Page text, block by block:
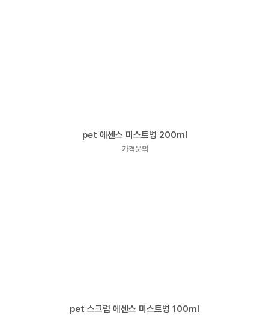
pet 에센스 미스트병 200ml
가격문의
pet 스크럽 에센스 미스트병 100ml